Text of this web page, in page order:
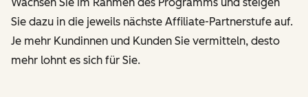
Sie dazu in die jeweils nächste Affiliate-Partnerstufe auf.
Je mehr Kundinnen und Kunden Sie vermitteln, desto
mehr lohnt es sich für Sie.